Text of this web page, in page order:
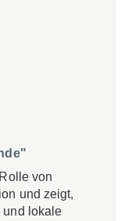
von
und zeigt,
und lokale